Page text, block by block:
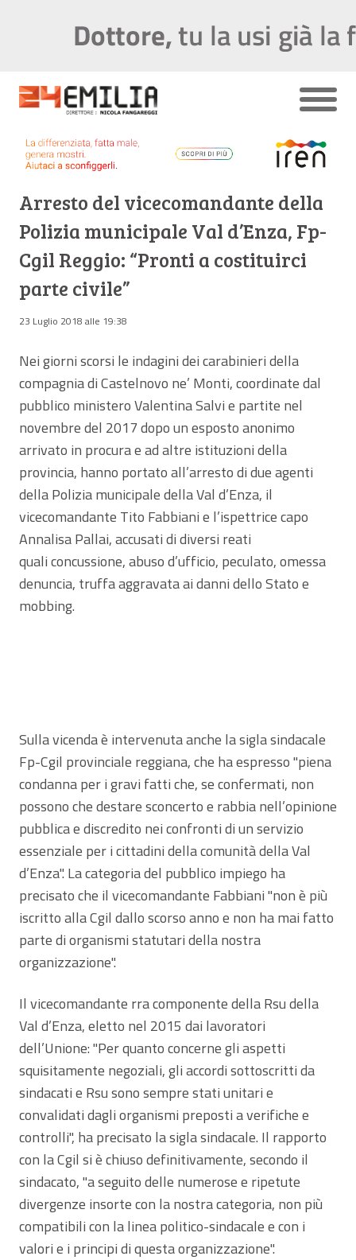
Arresto del vicecomandante della
Polizia municipale Val d’Enza, Fp-
Cgil Reggio: “Pronti a costituirci
parte civile”
23 Luglio 2018 alle 19:38
Nei giorni scorsi le indagini dei carabinieri della
compagnia di Castelnovo ne’ Monti, coordinate dal
pubblico ministero Valentina Salvi e partite nel
novembre del 2017 dopo un esposto anonimo
arrivato in procura e ad altre istituzioni della
provincia, hanno portato all’arresto di due agenti
della Polizia municipale della Val d’Enza, il
vicecomandante Tito Fabbiani e l’ispettrice capo
Annalisa Pallai, accusati di diversi reati
quali concussione, abuso d’ufficio, peculato, omessa
denuncia, truffa aggravata ai danni dello Stato e
mobbing.
Sulla vicenda è intervenuta anche la sigla sindacale
Fp-Cgil provinciale reggiana, che ha espresso "piena
condanna per i gravi fatti che, se confermati, non
possono che destare sconcerto e rabbia nell’opinione
pubblica e discredito nei confronti di un servizio
essenziale per i cittadini della comunità della Val
d’Enza". La categoria del pubblico impiego ha
precisato che il vicecomandante Fabbiani "non è più
iscritto alla Cgil dallo scorso anno e non ha mai fatto
parte di organismi statutari della nostra
organizzazione".
Il vicecomandante rra componente della Rsu della
Val d’Enza, eletto nel 2015 dai lavoratori
dell’Unione: "Per quanto concerne gli aspetti
squisitamente negoziali, gli accordi sottoscritti da
sindacati e Rsu sono sempre stati unitari e
convalidati dagli organismi preposti a verifiche e
controlli", ha precisato la sigla sindacale. Il rapporto
con la Cgil si è chiuso definitivamente, secondo il
sindacato, "a seguito delle numerose e ripetute
divergenze insorte con la nostra categoria, non più
compatibili con la linea politico-sindacale e con i
valori e i principi di questa organizzazione".